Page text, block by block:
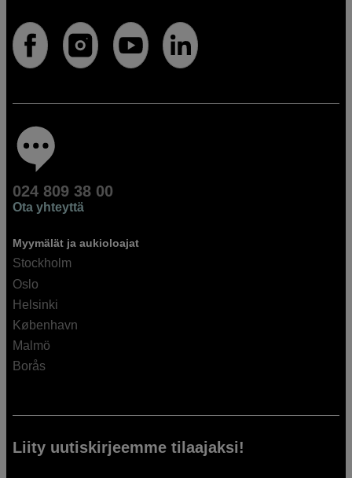
024 809 38 00
Ota yhteyttä
Myymälät ja aukioloajat
Stockholm
Oslo
Helsinki
København
Malmö
Borås
Liity uutiskirjeemme tilaajaksi!